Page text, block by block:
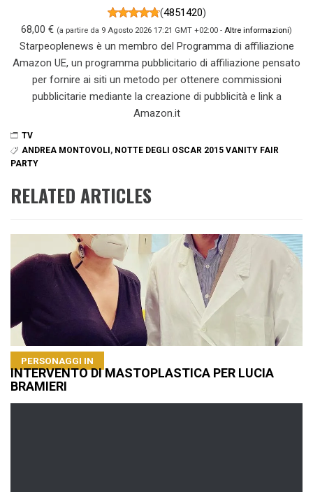
(4851420)
68,00 € (a partire da 9 Agosto 2026 17:21 GMT +02:00 - Altre informazioni)
Starpeoplenews è un membro del Programma di affiliazione
Amazon UE, un programma pubblicitario di affiliazione pensato
per fornire ai siti un metodo per ottenere commissioni
pubblicitarie mediante la creazione di pubblicità e link a
Amazon.it
TV
ANDREA MONTOVOLI, NOTTE DEGLI OSCAR 2015 VANITY FAIR
PARTY
RELATED ARTICLES
PERSONAGGI IN
INTERVENTO DI MASTOPLASTICA PER LUCIA
BRAMIERI